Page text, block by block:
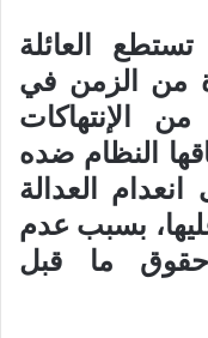
العائلة
من الزمن في
الإنتهاكات
النظام ضده
العدالة
بسبب عدم
ما قبل